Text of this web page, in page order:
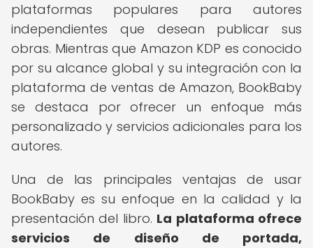
plataformas populares para autores
independientes que desean publicar sus
obras. Mientras que Amazon KDP es conocido
por su alcance global y su integración con la
plataforma de ventas de Amazon, BookBaby
se destaca por ofrecer un enfoque más
personalizado y servicios adicionales para los
autores.
Una de las principales ventajas de usar
BookBaby es su enfoque en la calidad y la
presentación del libro. La plataforma ofrece
servicios de diseño de portada,